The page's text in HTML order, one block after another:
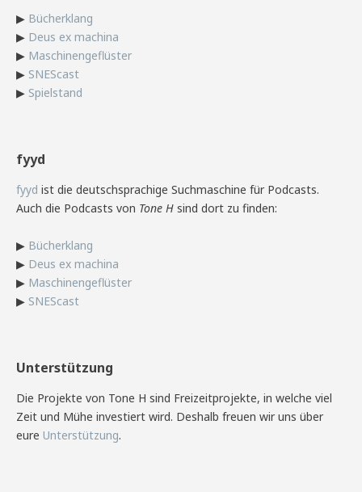
▶ Bücherklang
▶ Deus ex machina
▶ Maschinengeflüster
▶ SNEScast
▶ Spielstand
fyyd
fyyd ist die deutschsprachige Suchmaschine für Podcasts.
Auch die Podcasts von Tone H sind dort zu finden:
▶ Bücherklang
▶ Deus ex machina
▶ Maschinengeflüster
▶ SNEScast
Unterstützung
Die Projekte von Tone H sind Freizeitprojekte, in welche viel
Zeit und Mühe investiert wird. Deshalb freuen wir uns über
eure Unterstützung.